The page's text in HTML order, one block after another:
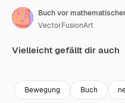
Buch vor
VectorFusionArt
Vielleicht gefällt dir auch
Bewegung Buch